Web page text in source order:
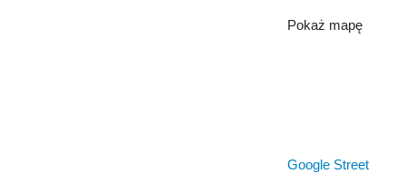
Pokaż mapę
Google Street